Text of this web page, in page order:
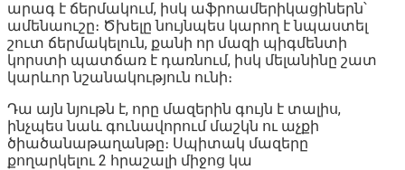
արագ է ճերմակում, իսկ աֆրոամերիկացիներն՝
ամենաուշը։ Ծխելը նույնպես կարող է նպաստել
շուտ ճերմակելուն, քանի որ մազի պիգմենտի
կորստի պատճառ է դառնում, իսկ մելանինը շատ
կարևոր նշանակություն ունի։
Դա այն նյութն է, որը մազերին գույն է տալիս,
ինչպես նաև գունավորում մաշկն ու աչքի
ծիածանաթաղանթը։ Սպիտակ մազերը
քողարկելու 2 հրաշալի միջոց կա